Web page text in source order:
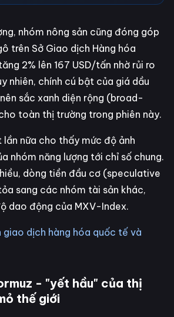
nhóm nông sản cũng đóng góp
trên Sở Giao dịch Hàng hóa
2% lên 167 USD/tấn nhờ rủi ro
nhiên, chính cú bật của giá dầu
sắc xanh diện rộng (broad-
toàn thị trường trong phiên này.
lần nữa cho thấy mức độ ảnh
nhóm năng lượng tới chỉ số chung.
dòng tiền đầu cơ (speculative
sang các nhóm tài sản khác,
dao động của MXV-Index.
giao dịch hàng hóa quốc tế và
- "yết hầu" của thị
thế giới